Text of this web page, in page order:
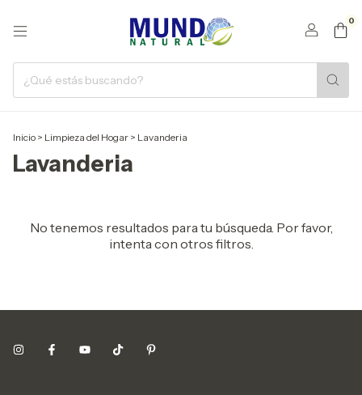
0
Inicio > Limpieza del Hogar > Lavanderia
Lavanderia
No tenemos resultados para tu búsqueda. Por favor,
intenta con otros filtros.